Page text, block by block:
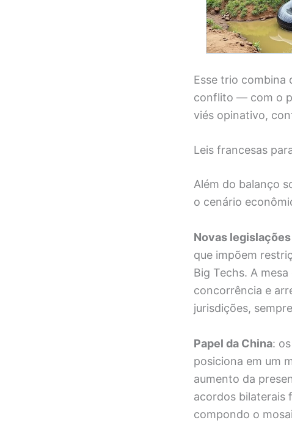
Esse trio
conflito — com o
viés opinativo,
Leis francesas
Além do balanço
o cenário
Novas
que impõem
Big Techs. A
concorrência e
jurisdições,
Papel da China:
posiciona em um
aumento da
acordos bilaterais
compondo o